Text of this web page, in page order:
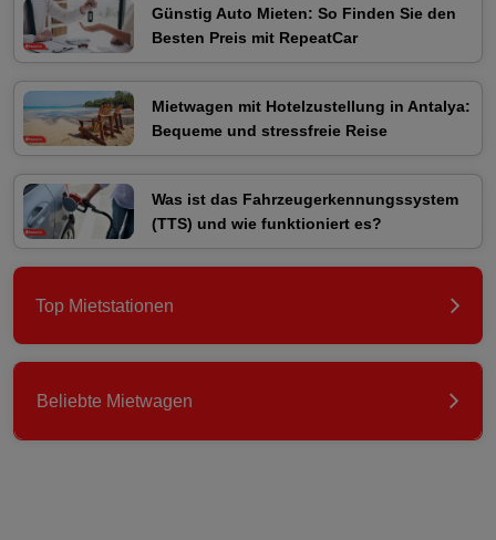
Günstig Auto Mieten: So Finden Sie den
Besten Preis mit RepeatCar
Mietwagen mit Hotelzustellung in Antalya:
Bequeme und stressfreie Reise
Was ist das Fahrzeugerkennungssystem
(TTS) und wie funktioniert es?
Top Mietstationen
Beliebte Mietwagen